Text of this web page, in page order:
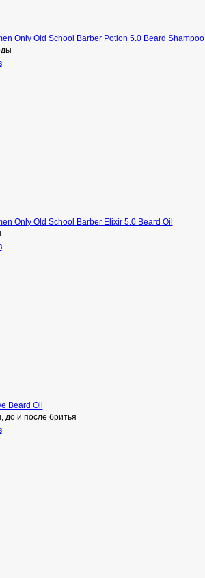
Only Old School Barber Potion 5.0 Beard Shampoo
Only Old School Barber Elixir 5.0 Beard Oil
Beard Oil
до и после бритья